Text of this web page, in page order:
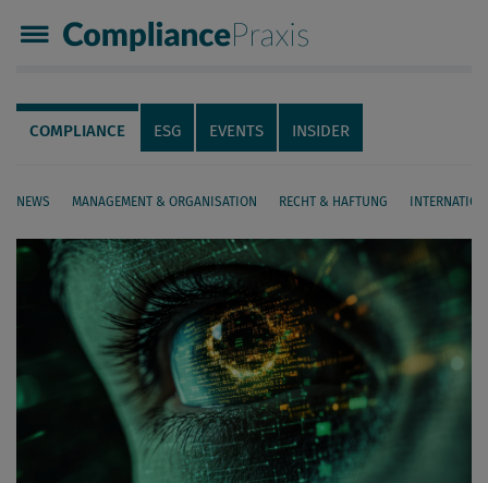
Compliance Praxis
Servicenavigation
Navigation
COMPLIANCE ESG EVENTS INSIDER
NEWS MANAGEMENT & ORGANISATION RECHT & HAFTUNG
Seiteninhalt